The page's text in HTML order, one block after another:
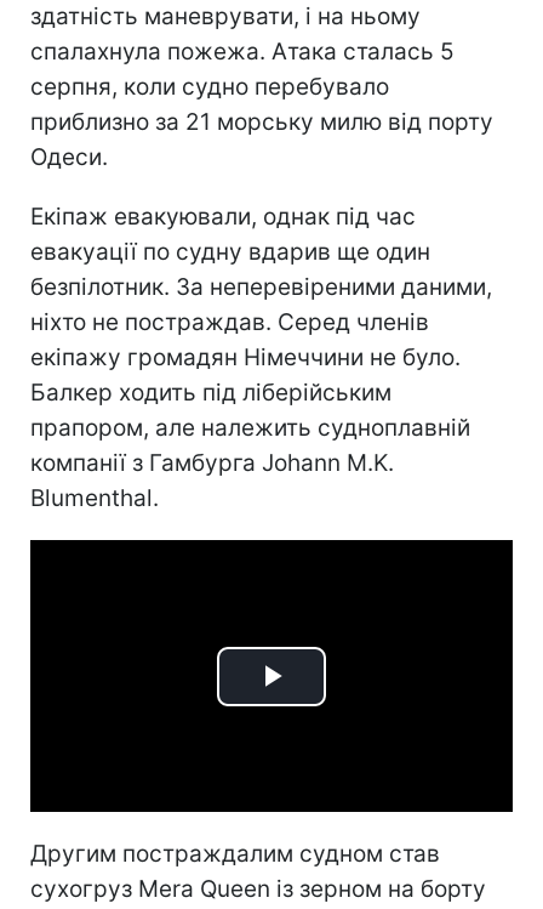
здатність маневрувати, і на ньому
спалахнула пожежа. Атака сталась 5
серпня, коли судно перебувало
приблизно за 21 морську милю від порту
Одеси.
Екіпаж евакуювали, однак під час
евакуації по судну вдарив ще один
безпілотник. За неперевіреними даними,
ніхто не постраждав. Серед членів
екіпажу громадян Німеччини не було.
Балкер ходить під ліберійським
прапором, але належить судноплавній
компанії з Гамбурга Johann M.K.
Blumenthal.
Play
Другим постраждалим судном став
сухогруз Mera Queen із зерном на борту